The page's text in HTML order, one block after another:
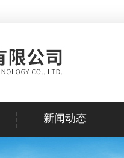
新闻动态